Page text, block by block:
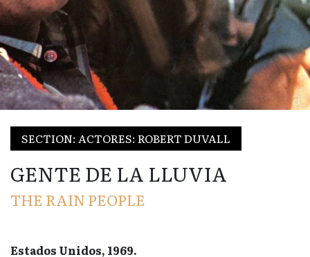
SECTION: ACTORES: ROBERT DUVALL
GENTE DE LA LLUVIA
THE RAIN PEOPLE
Estados Unidos, 1969.